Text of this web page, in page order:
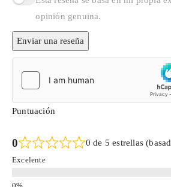
opinión genuina.
Enviar una reseña
Puntuación
0 0 de 5 estrellas
Excelente